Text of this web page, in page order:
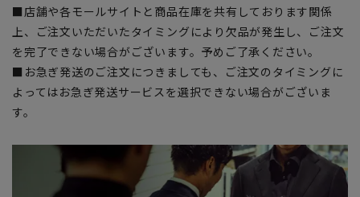
■店舗や各モールサイトと商品在庫を共有しております関係
上、ご注文いただいたタイミングにより欠品が発生し、ご注文
を完了できない場合がございます。予めご了承ください。
■お急ぎ発送のご注文につきましても、ご注文のタイミングに
よってはお急ぎ発送サービスを選択できない場合がございま
す。